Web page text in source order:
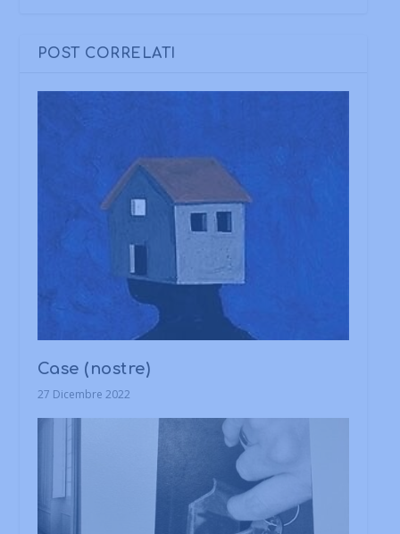
POST CORRELATI
Case (nostre)
27 Dicembre 2022